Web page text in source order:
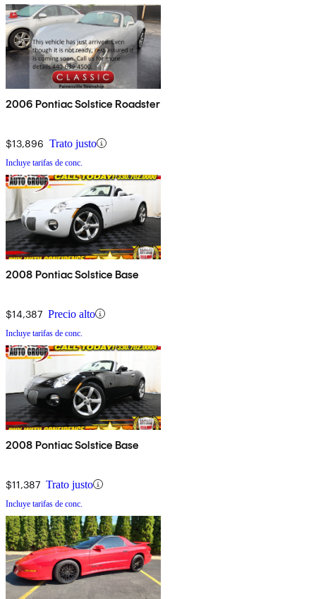
2006 Pontiac Solstice Roadster
$13,896 Trato justo
Incluye tarifas de conc.
2008 Pontiac Solstice Base
$14,387 Precio alto
Incluye tarifas de conc.
2008 Pontiac Solstice Base
$11,387 Trato justo
Incluye tarifas de conc.